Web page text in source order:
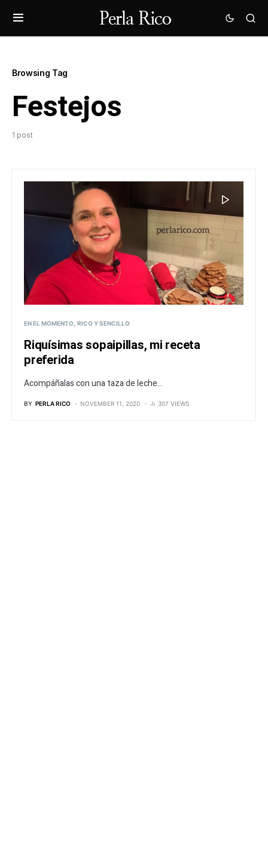
Browsing Tag
Festejos
1 post
EN EL MOMENTO RICO Y SENCILLO
Riquísimas sopaipillas, mi receta
preferida
Acompáñalas con una taza de leche...
BY PERLA RICO NOVEMBER 11, 2020 307 VIEWS